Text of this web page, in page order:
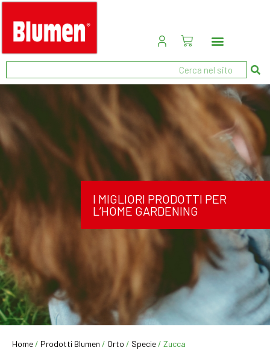
I MIGLIORI PRODOTTI PER
L’HOME GARDENING
Home / Prodotti Blumen / Orto / Specie / Zucca